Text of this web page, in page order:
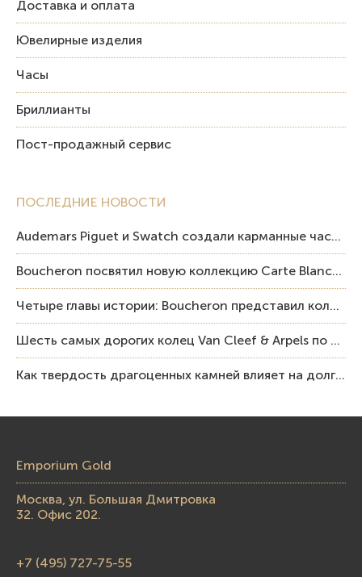
ПОСЛЕДНИЕ НОВОСТИ
Audemars Piguet и Swatch создали карманные часы в эстетике Royal Oak и Pop Art
Boucheron посвятил новую коллекцию Carte Blanche Human Being человеку и силе мастерства
Четыре главы истории: Boucheron представил коллекцию «Nom: Boucheron, Prénom: Frédéric»
Шесть самых дорогих колец Van Cleef & Arpels по итогам аукционов Sotheby’s
Как твердость драгоценных камней влияет на долговечность ювелирных изделий
Доставка и оплата
Ювелирные изделия
Часы
Бриллианты
Пост-продажный сервис
Emporium Gold
Москва, ул. Большая Дмитровка
32. Офис 202.
+7 (495) 727-75-55